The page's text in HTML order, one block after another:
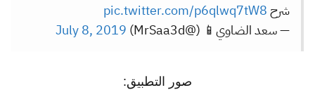
شرحpic.twitter.com/p6qlwq7tW8
— سعد الضاوي📱 (@MrSaa3d)
July 8, 2019
صور التطبيق: